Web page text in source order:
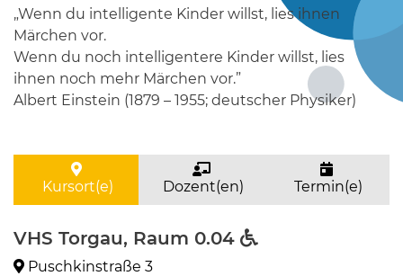
„Wenn du intelligente Kinder willst, lies ihnen
Märchen vor.
Wenn du noch intelligentere Kinder willst, lies
ihnen noch mehr Märchen vor.”
Albert Einstein (1879 – 1955; deutscher Physiker)
Kursort(e) Dozent(en) Termin(e)
VHS Torgau, Raum 0.04
Puschkinstraße 3